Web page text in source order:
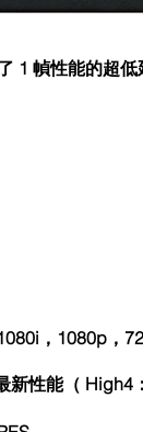
1 幀性能的超
，1080p，
新性能（ High4